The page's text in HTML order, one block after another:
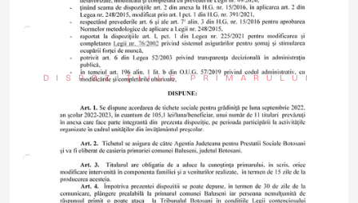
DISPOZIȚIILE PRIMARULUI